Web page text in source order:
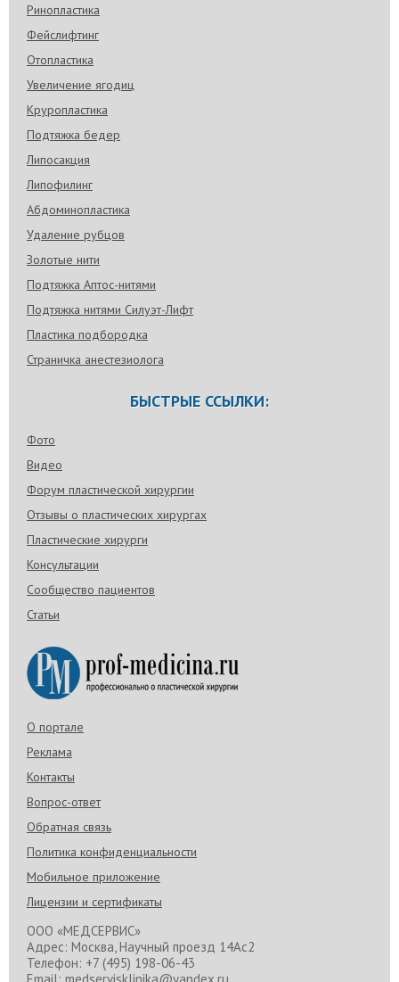
Ринопластика
Фейслифтинг
Отопластика
Увеличение ягодиц
Круропластика
Подтяжка бедер
Липосакция
Липофилинг
Абдоминопластика
Удаление рубцов
Золотые нити
Подтяжка Аптос-нитями
Подтяжка нитями Силуэт-Лифт
Пластика подбородка
Страничка анестезиолога
БЫСТРЫЕ ССЫЛКИ:
Фото
Видео
Форум пластической хирургии
Отзывы о пластических хирургах
Пластические хирурги
Консультации
Сообщество пациентов
Статьи
О портале
Реклама
Контакты
Вопрос-ответ
Обратная связь
Политика конфиденциальности
Мобильное приложение
Лицензии и сертификаты
ООО «МЕДСЕРВИС»
Адрес: Москва, Научный проезд 14Ас2
Телефон: +7 (495) 198-06-43